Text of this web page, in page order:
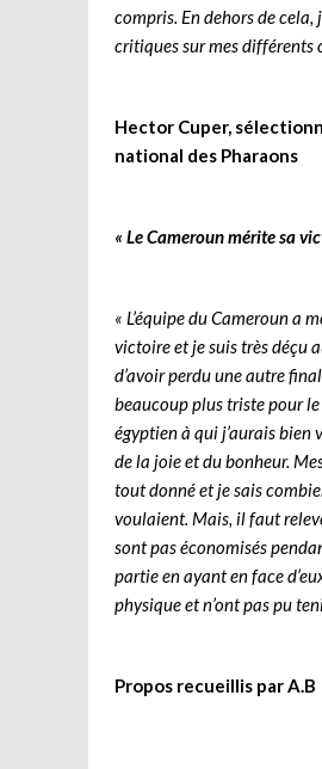
compris. En dehors de cela,
critiques sur mes différents
Hector Cuper,
national des Pharaons
« Le Cameroun mérite sa
« L’équipe du Cameroun a
victoire et je suis très déçu
d’avoir perdu une autre
beaucoup plus triste pour
égyptien à qui j’aurais bien
de la joie et du bonheur.
tout donné et je sais
voulaient. Mais, il faut
sont pas économisés
partie en ayant en face
physique et n’ont pas pu
Propos recueillis par A.B